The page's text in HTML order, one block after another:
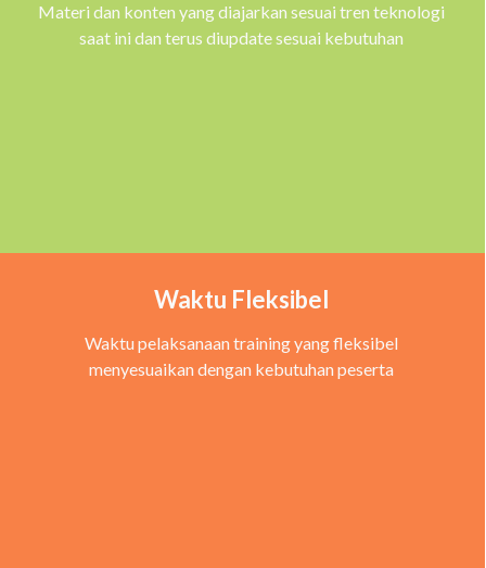
Materi dan konten yang diajarkan sesuai tren teknologi
saat ini dan terus diupdate sesuai kebutuhan
Waktu Fleksibel
Waktu pelaksanaan training yang fleksibel
menyesuaikan dengan kebutuhan peserta